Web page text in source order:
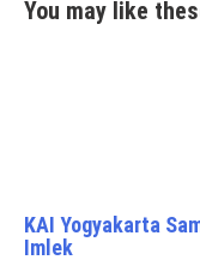
You may like
KAI Yogyakarta
Imlek